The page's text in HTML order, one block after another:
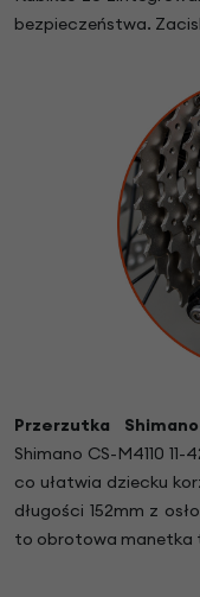
bezpieczeństwa.
Przerzutka
Shimano CS-M4110
co ułatwia dziecku
długości 152mm z
to obrotowa manetka